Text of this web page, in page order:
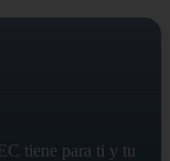
tiene para ti y tu